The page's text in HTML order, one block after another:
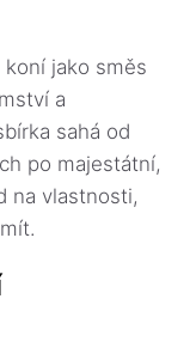
jako směs
a
sahá od
po majestátní,
na vlastnosti,